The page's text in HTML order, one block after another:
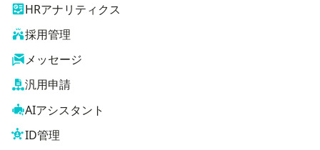
HRアナリティクス
採用管理
メッセージ
汎用申請
AIアシスタント
ID管理